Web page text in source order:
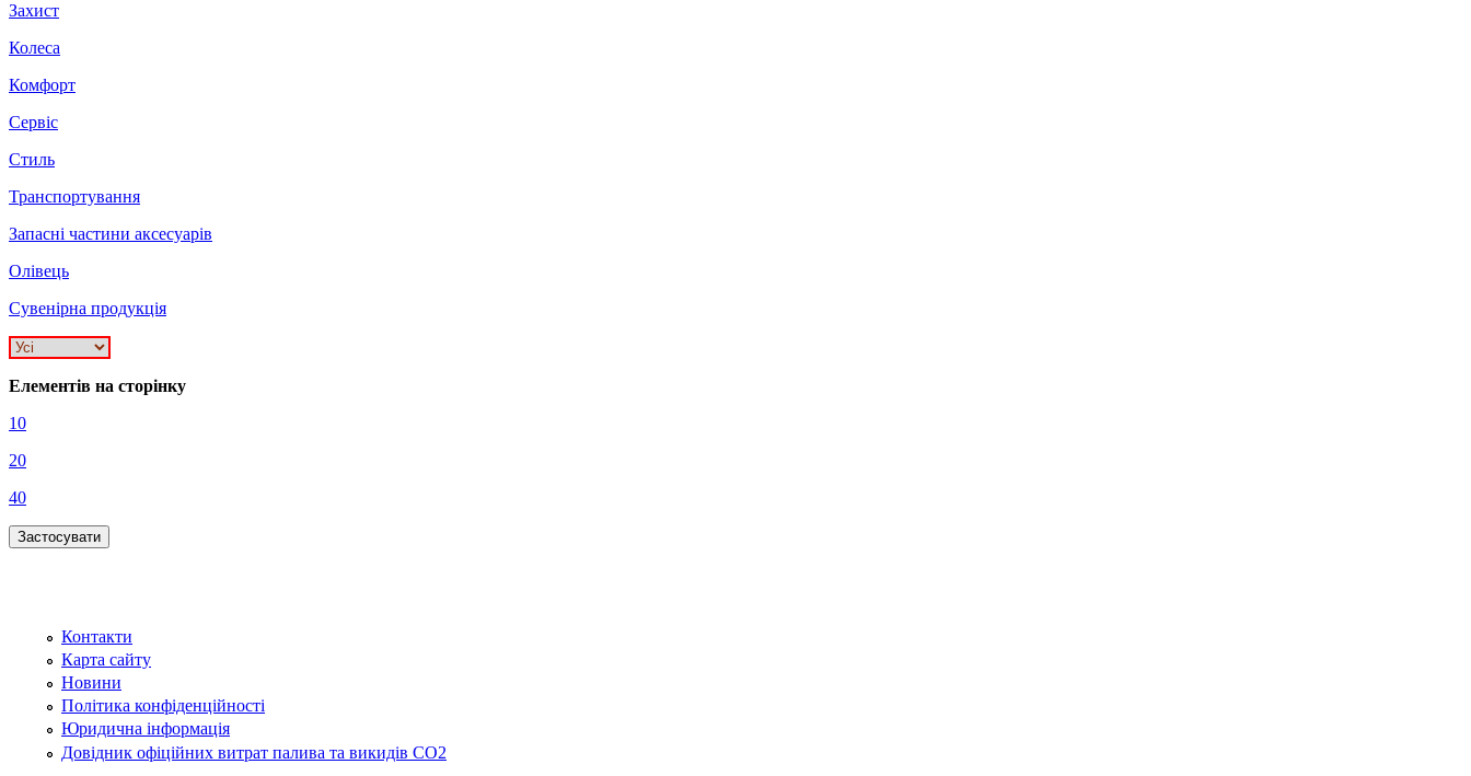
Захист
Колеса
Комфорт
Сервіс
Стиль
Транспортування
Запасні частини аксесуарів
Олівець
Сувенірна продукція
Елементів на сторінку
10
20
40
Контакти
Карта сайту
Новини
Політика конфіденційності
Юридична інформація
Довідник офіційних витрат палива та викидів СО2